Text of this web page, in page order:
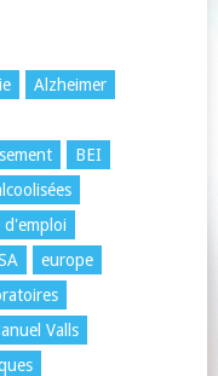
Alzheimer
BEI
d'emploi
europe
Valls